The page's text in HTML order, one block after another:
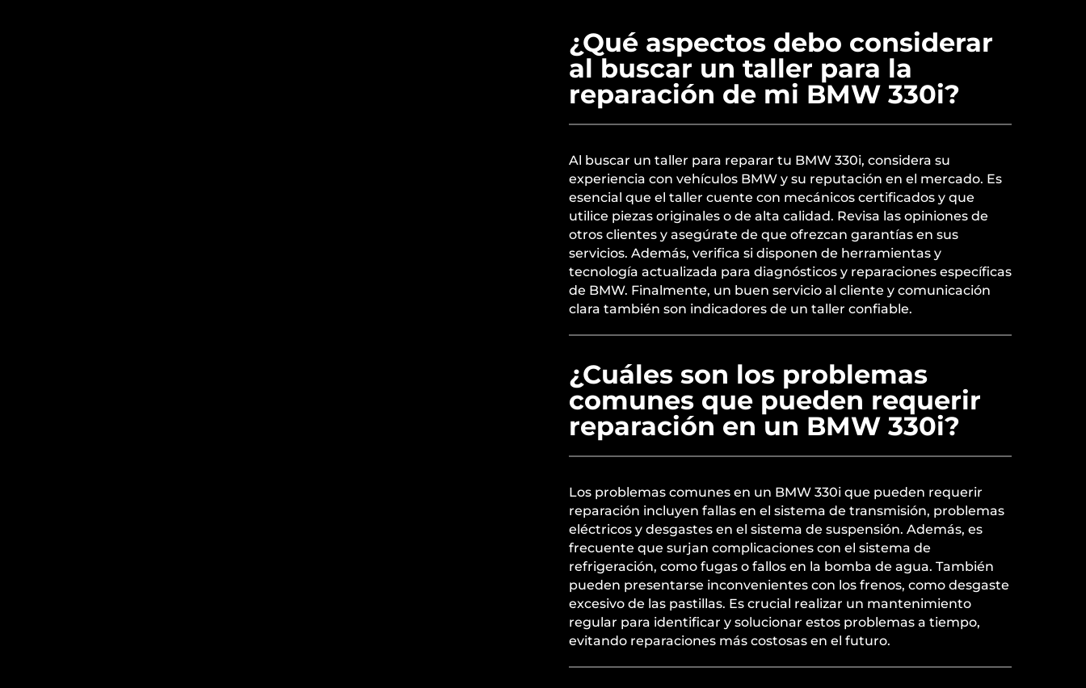
¿Qué aspectos debo considerar
al buscar un taller para la
reparación de mi BMW 330i?
Al buscar un taller para reparar tu BMW 330i, considera su
experiencia con vehículos BMW y su reputación en el mercado. Es
esencial que el taller cuente con mecánicos certificados y que
utilice piezas originales o de alta calidad. Revisa las opiniones de
otros clientes y asegúrate de que ofrezcan garantías en sus
servicios. Además, verifica si disponen de herramientas y
tecnología actualizada para diagnósticos y reparaciones específicas
de BMW. Finalmente, un buen servicio al cliente y comunicación
clara también son indicadores de un taller confiable.
¿Cuáles son los problemas
comunes que pueden requerir
reparación en un BMW 330i?
Los problemas comunes en un BMW 330i que pueden requerir
reparación incluyen fallas en el sistema de transmisión, problemas
eléctricos y desgastes en el sistema de suspensión. Además, es
frecuente que surjan complicaciones con el sistema de
refrigeración, como fugas o fallos en la bomba de agua. También
pueden presentarse inconvenientes con los frenos, como desgaste
excesivo de las pastillas. Es crucial realizar un mantenimiento
regular para identificar y solucionar estos problemas a tiempo,
evitando reparaciones más costosas en el futuro.